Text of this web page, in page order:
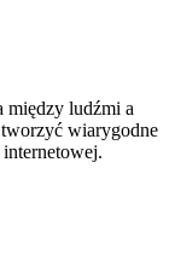
między ludźmi a
wiarygodne